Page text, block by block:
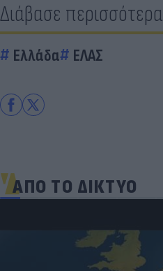
Διάβασε περισσότερα
Ελλάδα ΕΛΑΣ
ΑΠΟ ΤΟ ΔΙΚΤΥΟ